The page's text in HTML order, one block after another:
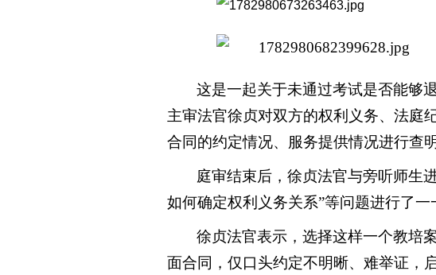
这是一起关于未通过考试是否能够
主审法官徐贞对双方的权利义务、法庭
合同的约定情况、服务提供情况进行查
庭审结束后，徐贞法官与旁听师生
如何确定权利义务关系”等问题进行了一
徐贞法官表示，选择这样一个教培
面合同，仅口头约定不明晰、难举证，